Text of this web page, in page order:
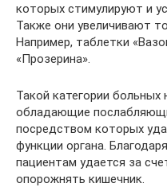
которых стимулируют и
Также они увеличивают
Например, таблетки
«Прозерина».
Такой категории
обладающие
посредством которых
функции органа.
пациентам удается за
опорожнять кишечник.